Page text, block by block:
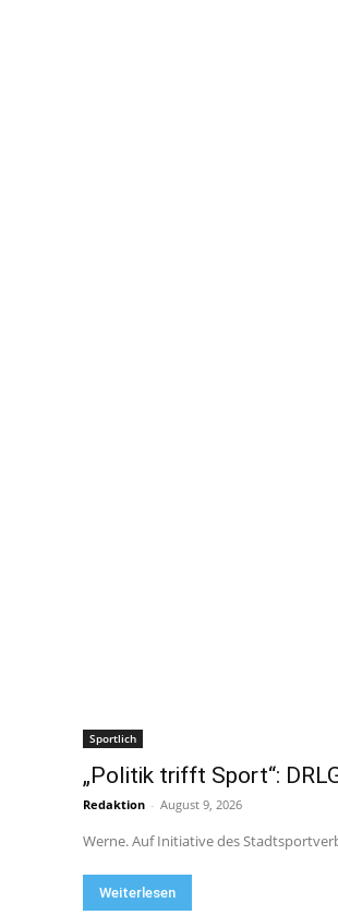
Sportlich
„Politik trifft Sport“:
Redaktion - August 9, 2026
Werne. Auf Initiative des
Weiterlesen